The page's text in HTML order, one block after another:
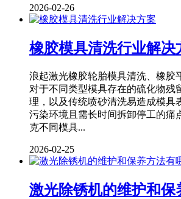
2026-02-26
橡胶模具清洗行业解决
浪起激光橡胶轮胎模具清洗、橡胶
对于不同类型模具存在的硫化物残
理，以及传统喷砂清洗易造成模具
污染环境且需长时间拆卸停工的痛
克不同模具...
2026-02-25
激光除锈机的维护和保